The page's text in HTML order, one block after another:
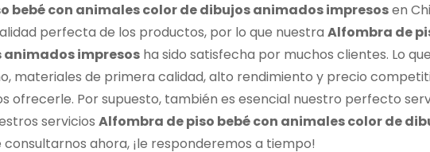
bebé con animales color de dibujos animados impresosen
perfecta de los productos, por lo que nuestra Alfombra de
animados impresos ha sido satisfecha por muchos clientes. Lo
materiales de primera calidad, alto rendimiento y precio
ofrecerle. Por supuesto, también es esencial nuestro perfecto
servicios Alfombra de piso bebé con animales color de
consultarnos ahora, ¡le responderemos a tiempo!